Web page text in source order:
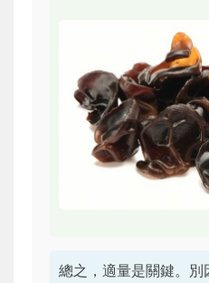
總之，適量是關鍵。別